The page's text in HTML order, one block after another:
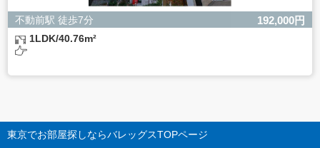
不動前駅 徒歩7分 192,000円
1LDK/40.76m²
東京でお部屋探しならバレッグスTOPページ